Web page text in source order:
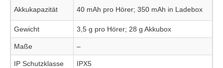
Akkukapazität 40 mAh pro Hörer; 350 mAh in Ladebox
Gewicht 3,5 g pro Hörer; 28 g Akkubox
Maße –
IP Schutzklasse IPX5